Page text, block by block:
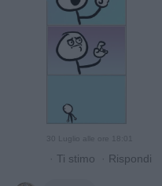
30 Luglio alle ore 18:01
· Ti stimo · Rispondi